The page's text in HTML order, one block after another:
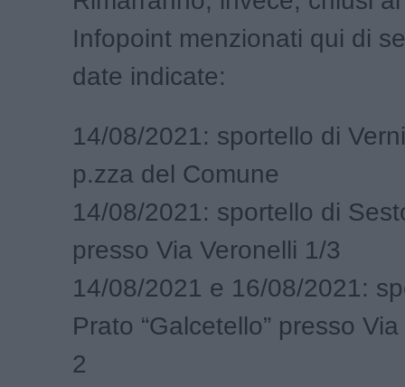
Infopoint menzionati qui di
date indicate:
14/08/2021: sportello di
p.zza del Comune
14/08/2021: sportello di
presso Via Veronelli 1/3
14/08/2021 e 16/08/2021:
Prato “Galcetello” presso
2